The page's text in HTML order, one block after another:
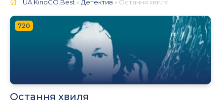
UA.KinoGO.Best » Детектив » Остання хвиля
720
Остання хвиля